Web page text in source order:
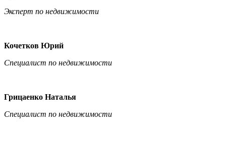
Эксперт по недвижимости
Кочетков Юрий
Специалист по недвижимости
Грицаенко Наталья
Специалист по недвижимости